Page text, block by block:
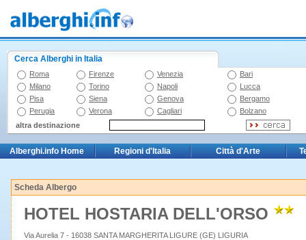
Cerca Alberghi in Italia
Roma Firenze Venezia
Bari
Milano
Torino Napoli
Lucca
Pisa
Siena Genova
Bergamo
Perugia
Verona Cagliari
Bolzano
altra destinazione
Alberghi.info Home Regioni d'Italia Città d'Arte
Scheda Albergo
HOTEL HOSTARIA DELL'ORSO
Via Aurelia 7 - 16038 SANTA MARGHERITA LIGURE (GE) LIGURIA